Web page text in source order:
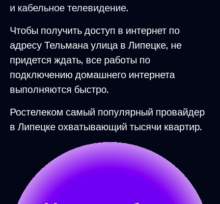
и кабельное телевидение.
Чтобы получить доступ в интернет по
адресу Тельмана улица в Липецке, не
придется ждать, все работы по
подключению домашнего интернета
выполняются быстро.
Ростелеком самый популярный провайдер
в Липецке охватывающий тысячи квартир.